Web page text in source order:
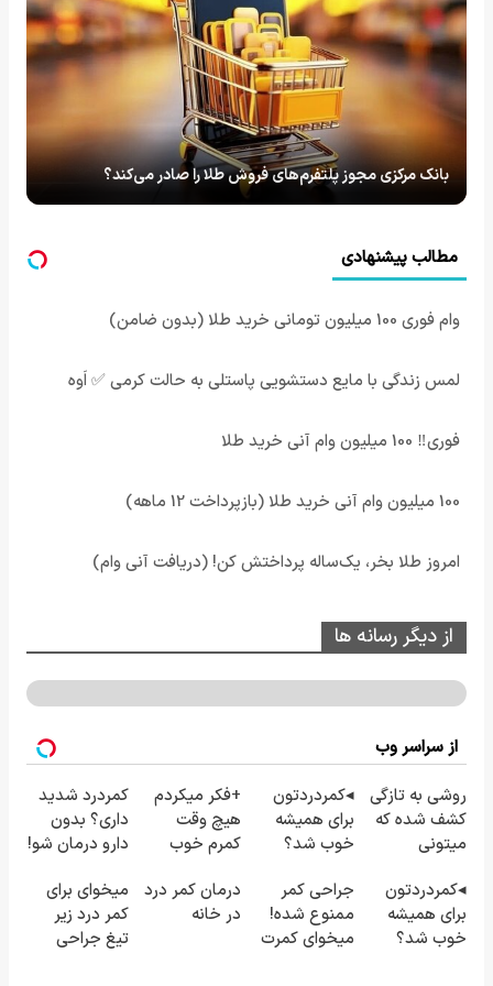
بانک مرکزی مجوز پلتفرم‌های فروش طلا را صادر می‌کند؟
مطالب پیشنهادی
وام فوری 100 میلیون تومانی خرید طلا (بدون ضامن)
لمس زندگی با مایع دستشویی پاستلی به حالت کرمی ✅ اَوه
فوری‼️ 100 میلیون وام آنی خرید طلا
100 میلیون وام آنی خرید طلا (بازپرداخت 12 ماهه)
امروز طلا بخر، یک‌ساله پرداختش کن! (دریافت آنی وام)
از دیگر رسانه ها
از سراسر وب
روشی به تازگی
کشف شده که
میتونی
"در منزل"
درمان کنی!
◂کمردردتون
برای همیشه
خوب شد؟
(پرسش‌نامه رو
حتما پر کن)
+فکر میکردم
هیچ وقت
کمرم خوب
کاملا خوب
شدید؟ +بله
کمردرد شدید
داری؟ بدون
دارو درمان شو!
رو پر کن))
◂کمردردتون
برای همیشه
خوب شد؟
جراحی کمر
ممنوع شده!
میخوای کمرت
درمان کمر درد
در خانه
میخوای برای
کمر درد زیر
تیغ جراحی